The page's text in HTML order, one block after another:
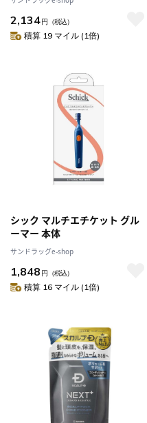
2,134円 （税込）
積算 19 マイル (1倍)
シック マルチエチケット グル
ーマー 本体
サンドラッグe-shop
1,848 円 （税込）
積算 16 マイル (1倍)